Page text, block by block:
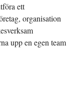
ett
organisation
upp en egen team